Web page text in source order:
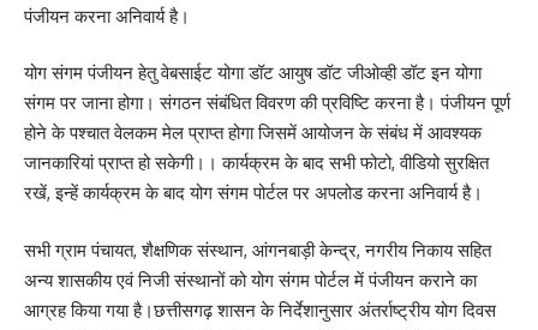
पंजीयन करना अनिवार्य है।
योग संगम पंजीयन हेतु वेबसाईट योगा डॉट आयुष डॉट जीओव्ही डॉट इन योगा
संगम पर जाना होगा। संगठन संबंधित विवरण की प्रविष्टि करना है। पंजीयन पूर्ण
होने के पश्चात वेलकम मेल प्राप्त होगा जिसमें आयोजन के संबंध में आवश्यक
जानकारियां प्राप्त हो सकेगी।। कार्यक्रम के बाद सभी फोटो, वीडियो सुरक्षित
रखें, इन्हें कार्यक्रम के बाद योग संगम पोर्टल पर अपलोड करना अनिवार्य है।
सभी ग्राम पंचायत, शैक्षणिक संस्थान, आंगनबाड़ी केन्द्र, नगरीय निकाय सहित
अन्य शासकीय एवं निजी संस्थानों को योग संगम पोर्टल में पंजीयन कराने का
आग्रह किया गया है।छत्तीसगढ़ शासन के निर्देशानुसार अंतर्राष्ट्रीय योग दिवस